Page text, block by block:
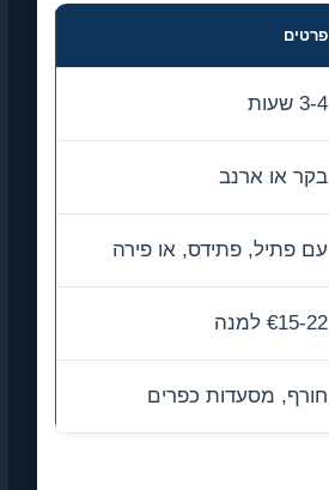
פרטים
3-4 שעות
בקר או ארנב
עם פתיל, פתידס, או פירה
€15-22 למנה
חורף, מסעדות כפרים